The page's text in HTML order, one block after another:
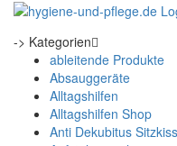
-> Kategorien
ableitende Produkte
Absauggeräte
Alltagshilfen
Alltagshilfen Shop
Anti Dekubitus